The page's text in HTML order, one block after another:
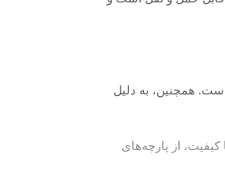
است. همچنین، به دلیل
از پارچه‌های